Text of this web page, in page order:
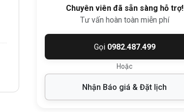
Chuyên viên đã sẵn sàng hỗ trợ!
Tư vấn hoàn toàn miễn phí
Gọi 0982.487.499
Hoặc
Nhận Báo giá & Đặt lịch